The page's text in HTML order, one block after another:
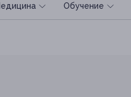
Обучение